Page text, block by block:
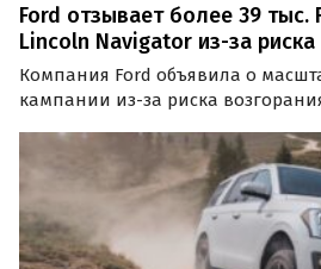
Ford отзывает более 39 тыс.
Lincoln Navigator из-за риска
Компания Ford объявила о
кампании из-за риска
Ford Expedition и Lincoln Navigator